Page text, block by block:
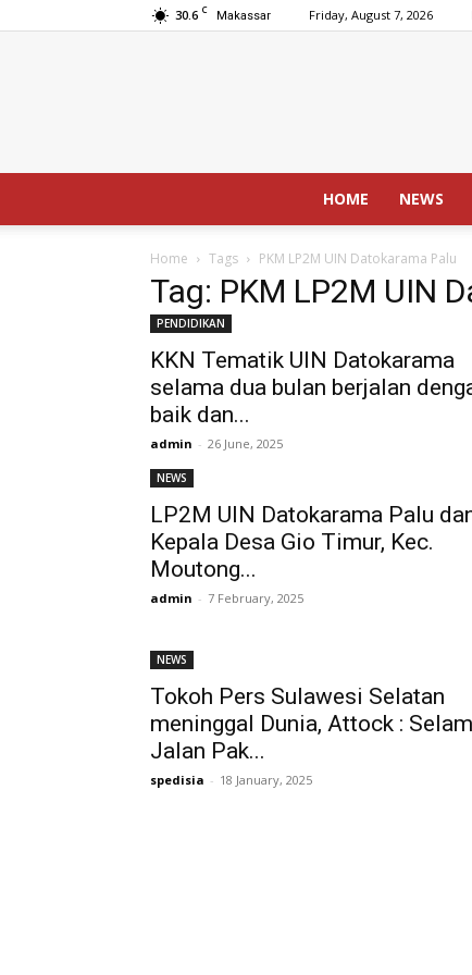
30.6 C Makassar Friday, August 7, 2026
HOME NEWS
Home Tags PKM LP2M UIN Datokarama Palu
Tag: PKM LP2M UIN
PENDIDIKAN
KKN Tematik UIN Datokarama
selama dua bulan berjalan
baik dan...
admin - 26 June, 2025
NEWS
LP2M UIN Datokarama Palu
Kepala Desa Gio Timur, Kec.
Moutong...
admin - 7 February, 2025
NEWS
Tokoh Pers Sulawesi Selatan
meninggal Dunia, Attock :
Jalan Pak...
spedisia - 18 January, 2025